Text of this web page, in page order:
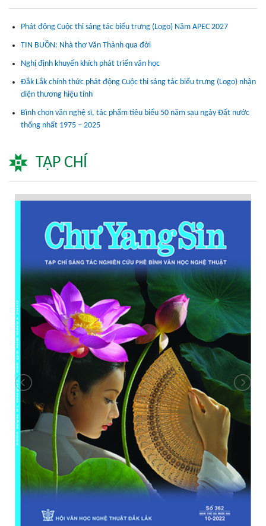
Phát động Cuộc thi sáng tác biểu trưng (Logo) Năm APEC 2027
TIN BUỒN: Nhà thơ Văn Thảnh qua đời
Nghị định khuyến khích phát triển văn học
Đắk Lắk chính thức phát động Cuộc thi sáng tác biểu trưng (Logo) nhận
diện thương hiệu tỉnh
Bình chọn văn nghệ sĩ, tác phẩm tiêu biểu 50 năm sau ngày Đất nước
thống nhất 1975 – 2025
TẠP CHÍ